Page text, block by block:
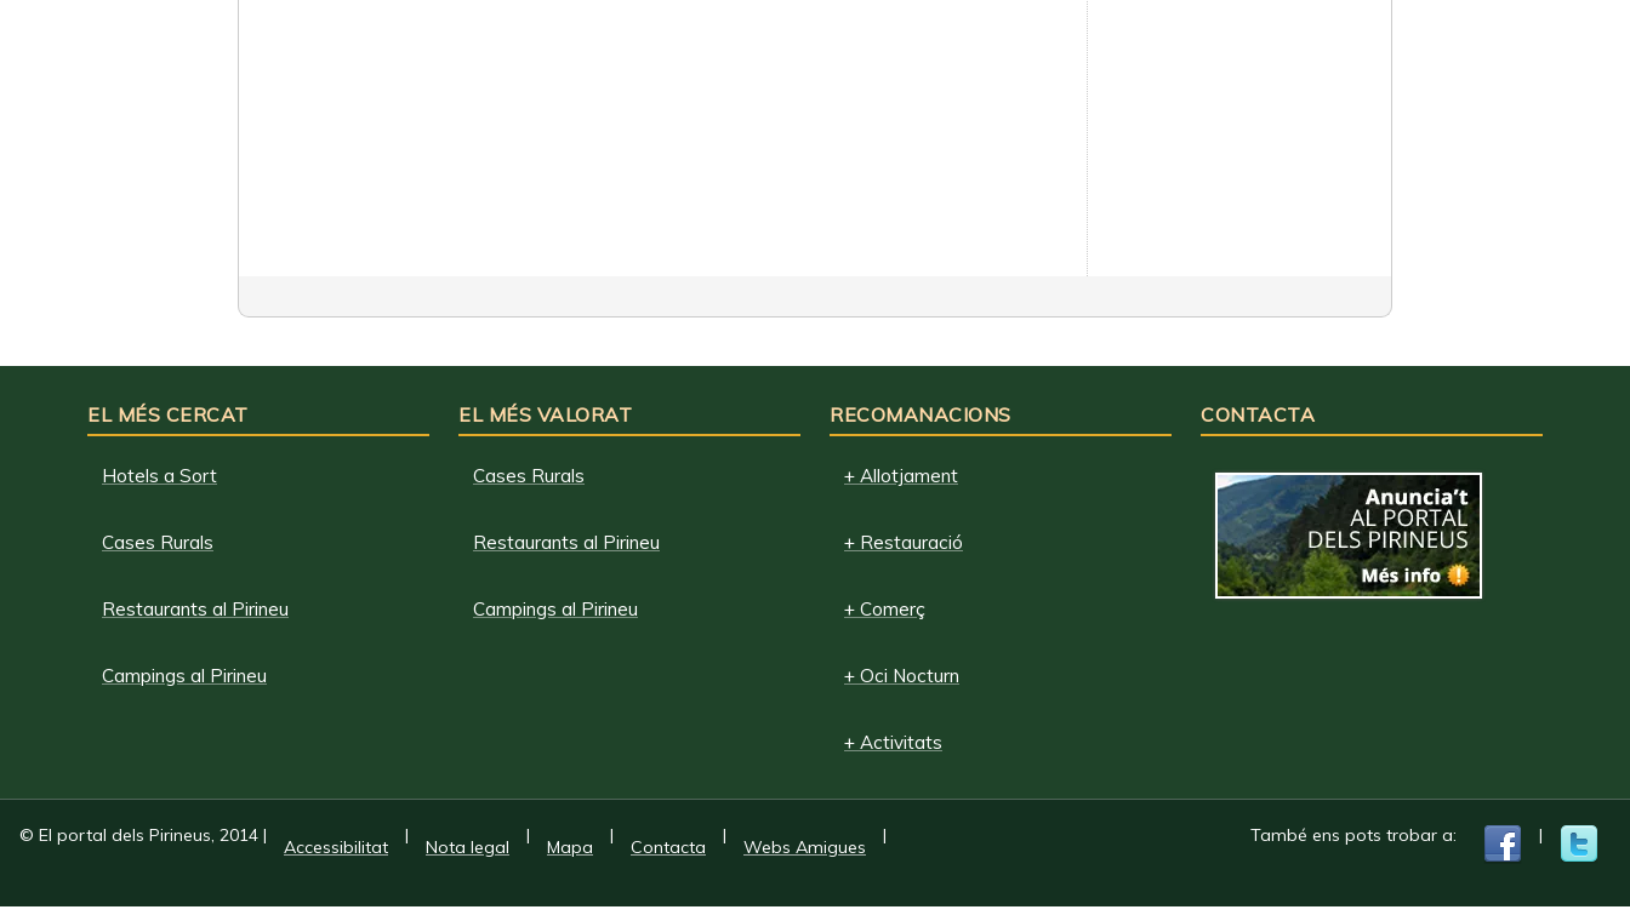
EL MÉS CERCAT
Hotels a Sort
Cases Rurals
Restaurants al Pirineu
Campings al Pirineu
EL MÉS VALORAT
Cases Rurals
Restaurants al Pirineu
Campings al Pirineu
RECOMANACIONS
+ Allotjament
+ Restauració
+ Comerç
+ Oci Nocturn
+ Activitats
CONTACTA
© El portal dels Pirineus, 2014 |
Accessibilitat
|
Nota legal
|
Mapa
|
Contacta
|
Webs Amigues
| També ens pots trobar a: |